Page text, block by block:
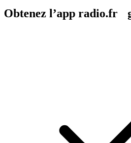
Obtenez l’app radio.fr